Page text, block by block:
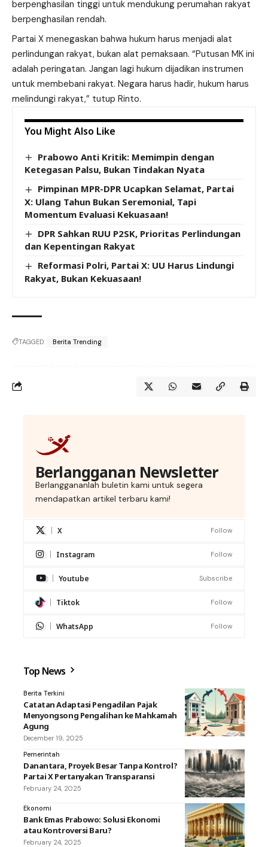
berpenghasilan tinggi untuk mendukung perumahan rakyat
berpenghasilan rendah.
Partai X menegaskan bahwa hukum harus menjadi alat
perlindungan rakyat, bukan alat pemaksaan. “Putusan MK ini
adalah peringatan. Jangan lagi hukum dijadikan instrumen
untuk membebani rakyat. Negara harus hadir, hukum harus
melindungi rakyat,” tutup Rinto.
You Might Also Like
Prabowo Anti Kritik: Memimpin dengan
Ketegasan Palsu, Bukan Tindakan Nyata
Pimpinan MPR-DPR Ucapkan Selamat, Partai
X: Ulang Tahun Bukan Seremonial, Tapi
Momentum Evaluasi Kekuasaan!
DPR Sahkan RUU P2SK, Prioritas Perlindungan
dan Kepentingan Rakyat
Reformasi Polri, Partai X: UU Harus Lindungi
Rakyat, Bukan Kekuasaan!
TAGGED: Berita Trending
Berlangganan Newsletter
Berlanggananlah buletin kami untuk segera
mendapatkan artikel terbaru kami!
X Follow
Instagram Follow
Youtube Subscribe
Tiktok Follow
WhatsApp Follow
Top News
Berita Terkini
Catatan Adaptasi Pengadilan Pajak
Menyongsong Pengalihan ke Mahkamah
Agung
December 19, 2025
Pemerintah
Danantara, Proyek Besar Tanpa Kontrol?
Partai X Pertanyakan Transparansi
February 24, 2025
Ekonomi
Bank Emas Prabowo: Solusi Ekonomi
atau Kontroversi Baru?
February 24, 2025